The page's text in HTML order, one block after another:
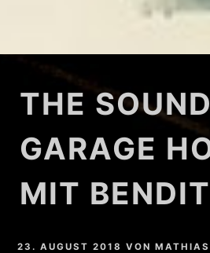
THE
GARAGE
MIT
23. AUGUST 2018 VON